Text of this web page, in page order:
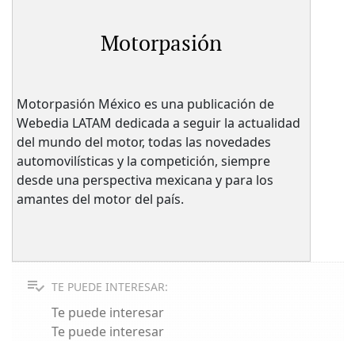
Motorpasión
Motorpasión México es una publicación de
Webedia LATAM dedicada a seguir la actualidad
del mundo del motor, todas las novedades
automovilísticas y la competición, siempre
desde una perspectiva mexicana y para los
amantes del motor del país.
TE PUEDE INTERESAR:
Te puede interesar
Te puede interesar